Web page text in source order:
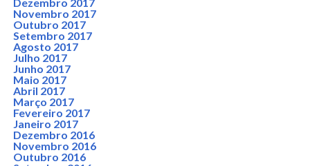
Novembro 2017
Outubro 2017
Setembro 2017
Agosto 2017
Julho 2017
Junho 2017
Maio 2017
Abril 2017
Março 2017
Fevereiro 2017
Janeiro 2017
Dezembro 2016
Novembro 2016
Outubro 2016